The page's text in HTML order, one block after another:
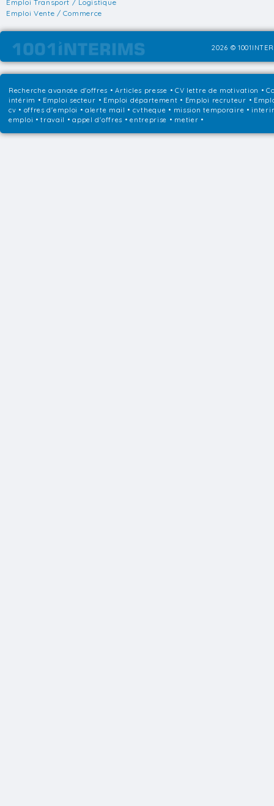
Emploi Transport / Logistique
Emploi Vente / Commerce
2026 ©
Recherche avancée d'offres •Articles presse • CV lettre de motivation •
intérim • Emploi secteur • Emploi département • Emploi recruteur •
cv • offres d'emploi • alerte mail • cvtheque • mission temporaire •
emploi • travail • appel d'offres • entreprise • metier •